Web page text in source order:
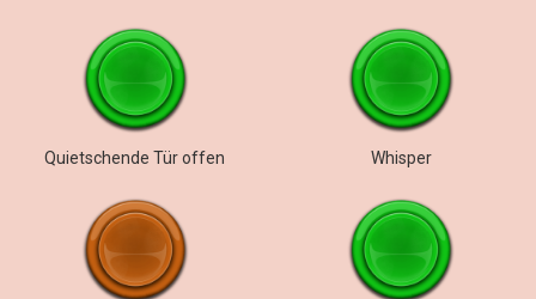
Quietschende Tür offen Whisper